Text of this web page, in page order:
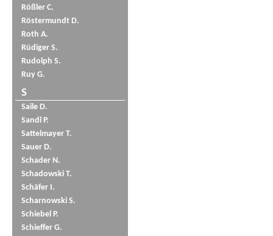
Rößler C.
Röstermundt D.
Roth A.
Rüdiger S.
Rudolph S.
Ruy G.
S
Saile D.
Sandl P.
Sattelmayer T.
Sauer D.
Schader N.
Schadowski T.
Schäfer I.
Scharnowski S.
Schiebel P.
Schieffer G.